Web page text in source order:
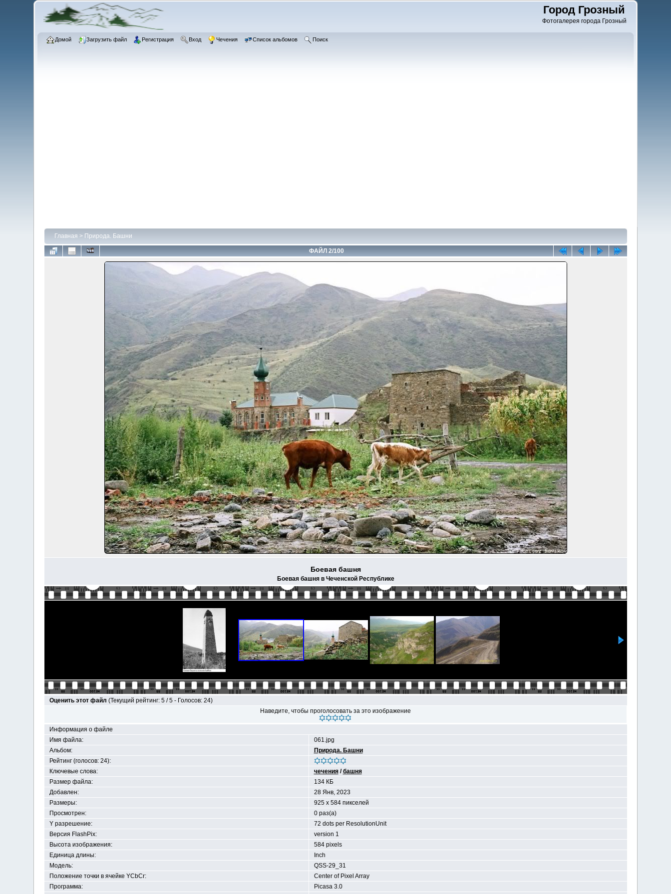
Город Грозный
Фотогалерея города Грозный
Домой Загрузить файл Регистрация Вход Чечения Список альбомов Поиск
Главная > Природа. Башни
ФАЙЛ 2/100
Боевая башня
Боевая башня в Чеченской Республике
Оценить этот файл (Текущий рейтинг: 5 / 5 - Голосов: 24)
Наведите, чтобы проголосовать за это изображение
Информация о файле
Имя файла:
061.jpg
Альбом:
Природа. Башни
Рейтинг (голосов: 24):
Ключевые слова:
чечения/башня
Размер файла:
134 КБ
Добавлен:
28 Янв, 2023
Размеры:
925 x 584 пикселей
Просмотрен:
0 раз(а)
Y разрешение:
72 dots per ResolutionUnit
Версия FlashPix:
version 1
Высота изображения:
584 pixels
Единица длины:
Inch
Модель:
QSS-29_31
Положение точки в ячейке YСbCr:
Center of Pixel Array
Программа:
Picasa 3.0